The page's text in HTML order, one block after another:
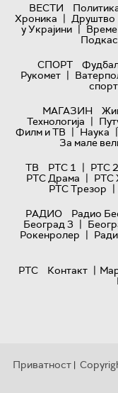
ВЕСТИ
Хроника | Друштво
у Украјини | Време
СПОРТ
Рукомет |
МАГАЗИН
Технологијa |
Филм и ТВ | Наука |
За мале
ТВ
РТС 1 | РТС 2
РТС Драма | РТС
РТС Трезор |
РАДИО
Радио
Београд 3 |
Рокенролер |
РТС
Контакт |
Приватност |